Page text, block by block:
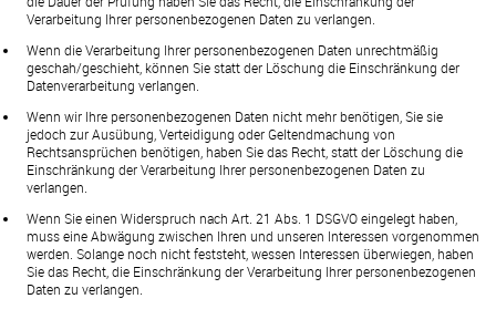
Verarbeitung Ihrer personenbezogenen Daten zu verlangen.
Wenn die Verarbeitung Ihrer personenbezogenen Daten unrechtmäßig
geschah/geschieht, können Sie statt der Löschung die Einschränkung der
Datenverarbeitung verlangen.
Wenn wir Ihre personenbezogenen Daten nicht mehr benötigen, Sie sie
jedoch zur Ausübung, Verteidigung oder Geltendmachung von
Rechtsansprüchen benötigen, haben Sie das Recht, statt der Löschung die
Einschränkung der Verarbeitung Ihrer personenbezogenen Daten zu
verlangen.
Wenn Sie einen Widerspruch nach Art. 21 Abs. 1 DSGVO eingelegt haben,
muss eine Abwägung zwischen Ihren und unseren Interessen vorgenommen
werden. Solange noch nicht feststeht, wessen Interessen überwiegen, haben
Sie das Recht, die Einschränkung der Verarbeitung Ihrer personenbezogenen
Daten zu verlangen.